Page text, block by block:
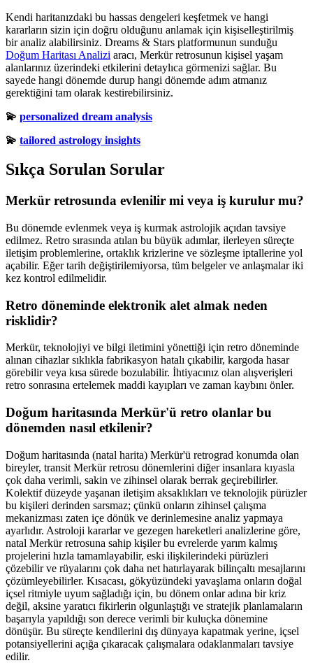
Kendi haritanızdaki bu hassas dengeleri keşfetmek ve hangi
kararların sizin için doğru olduğunu anlamak için kişiselleştirilmiş
bir analiz alabilirsiniz. Dreams & Stars platformunun sunduğu
Doğum Haritası Analizi aracı, Merkür retrosunun kişisel yaşam
alanlarınız üzerindeki etkilerini detaylıca görmenizi sağlar. Bu
sayede hangi dönemde durup hangi dönemde adım atmanız
gerektiğini tam olarak kestirebilirsiniz.
💫 personalized dream analysis
💫 tailored astrology insights
Sıkça Sorulan Sorular
Merkür retrosunda evlenilir mi veya iş kurulur mu?
Bu dönemde evlenmek veya iş kurmak astrolojik açıdan tavsiye
edilmez. Retro sırasında atılan bu büyük adımlar, ilerleyen süreçte
iletişim problemlerine, ortaklık krizlerine ve sözleşme iptallerine yol
açabilir. Eğer tarih değiştirilemiyorsa, tüm belgeler ve anlaşmalar iki
kez kontrol edilmelidir.
Retro döneminde elektronik alet almak neden
risklidir?
Merkür, teknolojiyi ve bilgi iletimini yönettiği için retro döneminde
alınan cihazlar sıklıkla fabrikasyon hatalı çıkabilir, kargoda hasar
görebilir veya kısa sürede bozulabilir. İhtiyacınız olan alışverişleri
retro sonrasına ertelemek maddi kayıpları ve zaman kaybını önler.
Doğum haritasında Merkür'ü retro olanlar bu
dönemden nasıl etkilenir?
Doğum haritasında (natal harita) Merkür'ü retrograd konumda olan
bireyler, transit Merkür retrosu dönemlerini diğer insanlara kıyasla
çok daha verimli, sakin ve zihinsel olarak berrak geçirebilirler.
Kolektif düzeyde yaşanan iletişim aksaklıkları ve teknolojik pürüzler
bu kişileri derinden sarsmaz; çünkü onların zihinsel çalışma
mekanizması zaten içe dönük ve derinlemesine analiz yapmaya
ayarlıdır. Astroloji kararlar ve gezegen hareketleri analizlerine göre,
natal Merkür retrosuna sahip kişiler bu evrelerde yarım kalmış
projelerini hızla tamamlayabilir, eski ilişkilerindeki pürüzleri
çözebilir ve rüyalarını çok daha net hatırlayarak bilinçaltı mesajlarını
çözümleyebilirler. Kısacası, gökyüzündeki yavaşlama onların doğal
içsel ritmiyle uyum sağladığı için, bu dönem onlar adına bir kriz
değil, aksine yaratıcı fikirlerin olgunlaştığı ve stratejik planlamaların
başarıyla yapıldığı son derece verimli bir kuluçka dönemine
dönüşür. Bu süreçte kendilerini dış dünyaya kapatmak yerine, içsel
potansiyellerini açığa çıkaracak çalışmalara odaklanmaları tavsiye
edilir.